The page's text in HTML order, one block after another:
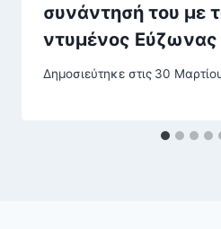
συνάντησή του με
ντυμένος Εύζωνας
Δημοσιεύτηκε στις 30